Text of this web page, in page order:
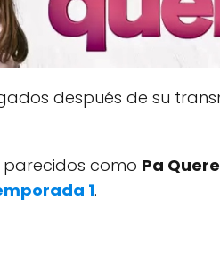
después de su
parecidos como Pa
1.